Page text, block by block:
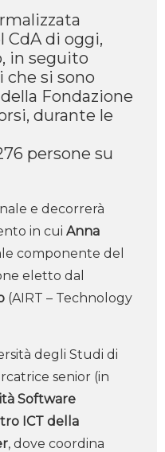
CdA di oggi,
in seguito
che si sono
Fondazione
durante le
persone su
e decorrerà
in cui Anna
componente del
eletto dal
(AIRT – Technology
degli Studi di
senior (in
Software
I​C​T della
, dove coordina